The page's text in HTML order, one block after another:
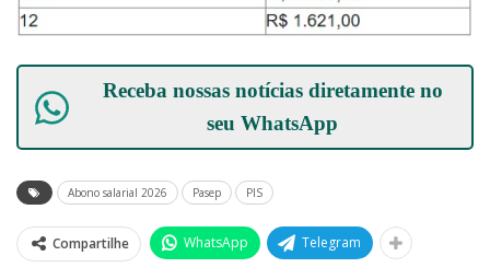
Receba nossas notícias diretamente no
seuWhatsApp
Abono salarial 2026 Pasep PIS
Compartilhe WhatsApp Telegram